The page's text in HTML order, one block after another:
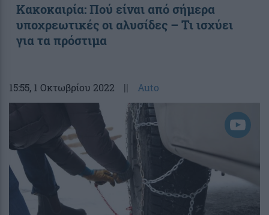
Κακοκαιρία: Πού είναι από σήμερα
υποχρεωτικές οι αλυσίδες – Τι ισχύει
για τα πρόστιμα
15:55, 1 Οκτωβρίου 2022 || Auto